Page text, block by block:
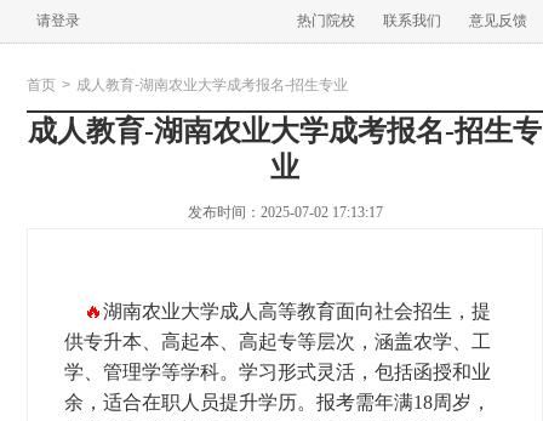
请登录 热门院校 联系我们 意见反馈
首页 > 成人教育-湖南农业大学成考报名-招生专业
成人教育-湖南农业大学成考报名-招生专
业
发布时间：2025-07-02 17:13:17
🔥湖南农业大学成人高等教育面向社会招生，提
供专升本、高起本、高起专等层次，涵盖农学、工
学、管理学等学科。学习形式灵活，包括函授和业
余，适合在职人员提升学历。报考需年满18周岁，